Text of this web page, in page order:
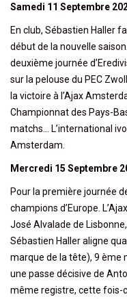
Samedi 11 Septembre
En club, Sébastien Haller
début de la nouvelle
deuxième journée
sur la pelouse du PEC
la victoire à l’Ajax
Championnat des Pays-
matchs… L’international
Amsterdam.
Mercredi 15 Septembre
Pour la première journée
champions d’Europe.
José Alvalade de
Sébastien Haller aligne
marque de la tête), 9 ème
une passe décisive de
même registre, cette fois-